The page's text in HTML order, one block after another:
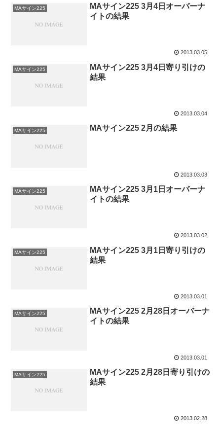
MAサイン225
MAサイン225 3月4日オーバーナ
イトの結果
2013.03.05
MAサイン225
MAサイン225 3月4日寄り引けの
結果
2013.03.04
MAサイン225 MAサイン225 2月の結果
2013.03.03
MAサイン225
MAサイン225 3月1日オーバーナ
イトの結果
2013.03.02
MAサイン225
MAサイン225 3月1日寄り引けの
結果
2013.03.01
MAサイン225
MAサイン225 2月28日オーバーナ
イトの結果
2013.03.01
MAサイン225
MAサイン225 2月28日寄り引けの
結果
2013.02.28